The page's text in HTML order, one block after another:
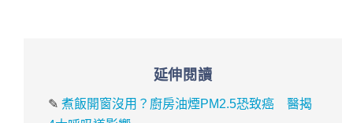
延伸閱讀
✎煮飯開窗沒用？廚房油煙PM2.5恐致癌 醫揭